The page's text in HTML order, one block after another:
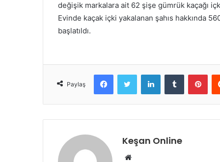
değişik markalara ait 62 şişe gümrük kaçağı
Evinde kaçak içki yakalanan şahıs hakkında
başlatıldı.
Paylaş
FacebookTwitter LinkedInTumblr
Keşan Online
Web